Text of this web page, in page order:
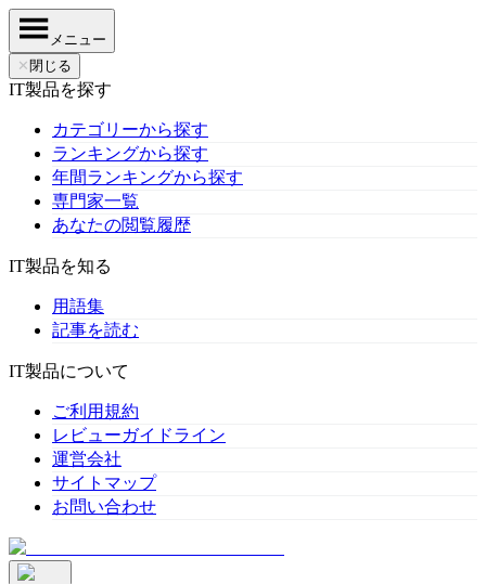
メニュー
✕ 閉じる
IT製品を探す
カテゴリーから探す
ランキングから探す
年間ランキングから探す
専門家一覧
あなたの閲覧履歴
IT製品を知る
用語集
記事を読む
IT製品について
ご利用規約
レビューガイドライン
運営会社
サイトマップ
お問い合わせ